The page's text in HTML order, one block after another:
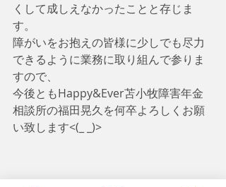
くして成しえなかったことと存じま
す。
障がいをお抱えの皆様に少しでも尽力
できるように業務に取り組んで参りま
すので、
今後ともHappy&Ever苫小牧障害年金
相談所の福田晃久を何卒よろしくお願
い致します<(_ _)>